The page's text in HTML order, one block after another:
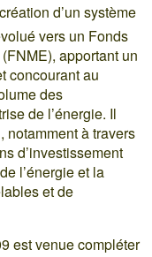
d’un système
vers un Fonds
apportant un
concourant au
des
de l’énergie. Il
notamment à travers
d’investissement
l’énergie et la
et de
est venue compléter